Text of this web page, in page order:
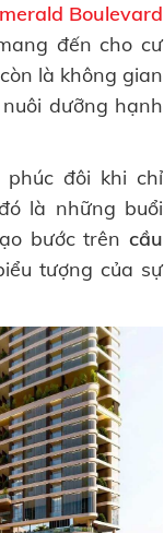
Boulevard
đến cho cư
là không gian
dưỡng hạnh
phúc đôi khi chỉ
là những buổi
bước trên cầu
tượng của sự